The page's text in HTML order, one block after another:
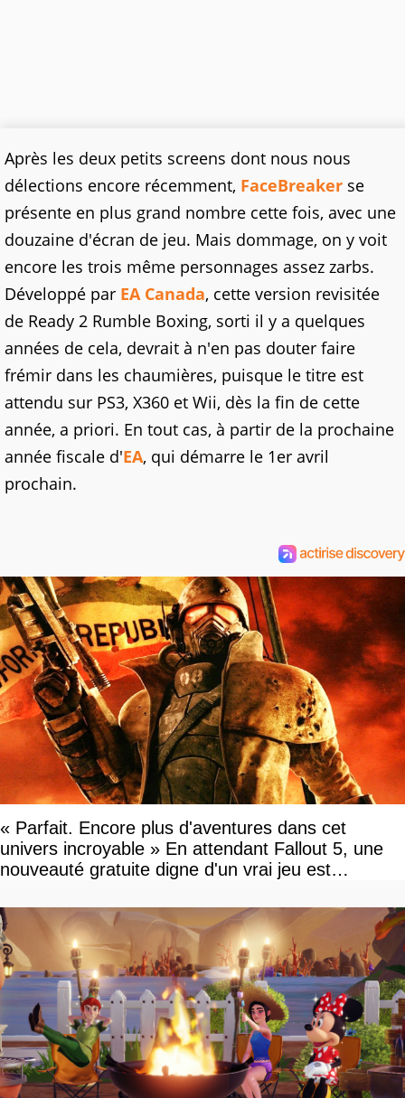
Après les deux petits screens dont nous nous
délections encore récemment, FaceBreaker se
présente en plus grand nombre cette fois, avec une
douzaine d'écran de jeu. Mais dommage, on y voit
encore les trois même personnages assez zarbs.
Développé par EA Canada, cette version revisitée
de Ready 2 Rumble Boxing, sorti il y a quelques
années de cela, devrait à n'en pas douter faire
frémir dans les chaumières, puisque le titre est
attendu sur PS3, X360 et Wii, dès la fin de cette
année, a priori. En tout cas, à partir de la prochaine
année fiscale d'EA, qui démarre le 1er avril
prochain.
« Parfait. Encore plus d'aventures dans cet
univers incroyable » En attendant Fallout 5, une
nouveauté gratuite digne d'un vrai jeu est